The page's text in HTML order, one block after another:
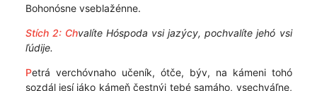
Bohonósne vseblažénne.
Stích 2: Chvalíte Hóspoda vsi jazýcy, pochvalíte jehó vsi
ľúdije.
Petrá verchóvnaho učeník, ótče, býv, na kámeni tohó
sozdál jesí jáko kámeň čestnýj tebé samáho, vsechváľne,